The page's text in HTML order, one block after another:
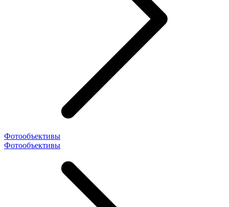
Фотообъективы
Фотообъективы